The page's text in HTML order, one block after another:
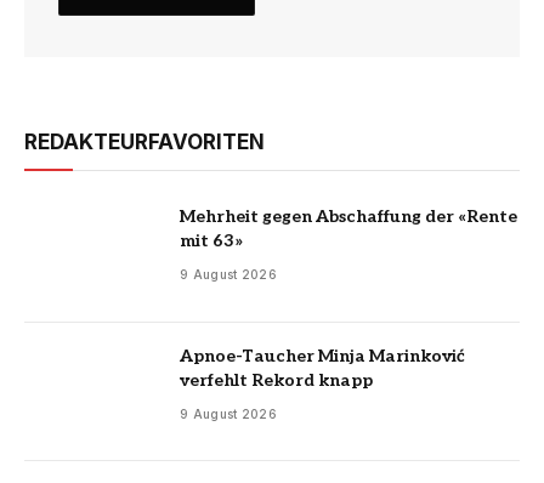
REDAKTEURFAVORITEN
Mehrheit gegen Abschaffung der «Rente
mit 63»
9 August 2026
Apnoe-Taucher Minja Marinković
verfehlt Rekord knapp
9 August 2026